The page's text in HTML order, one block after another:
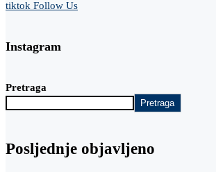
tiktok Follow Us
Instagram
Pretraga
Pretraga
Posljednje objavljeno